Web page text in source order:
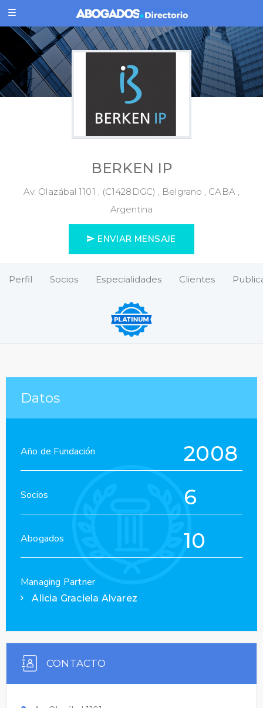
BERKEN IP
Av. Olazábal 1101 , (C1428DGC) , Belgrano , CABA ,
Argentina
ENVIAR MENSAJE
Perfil Socios Especialidades Clientes
Datos
Año de Fundación 2008
Socios 6
Abogados 10
Managing Partner
Alicia Graciela Alvarez
CONTACTO